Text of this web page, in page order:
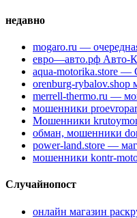
недавно
mogaro.ru —
евро—авто.рф Авто-
aqua-motorika.store
orenburg-rybalov.shop
merrell-thermo.ru —
мошенники
Мошенники
обман, мошенники
power-land.store —
мошенники kontr-
Случайнопост
онлайн магазин